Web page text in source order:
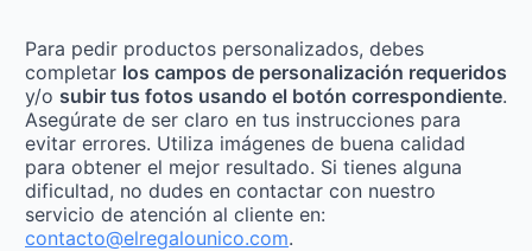
Para pedir productos personalizados, debes
completar los campos de personalización requeridos
y/o subir tus fotos usando el botón correspondiente.
Asegúrate de ser claro en tus instrucciones para
evitar errores. Utiliza imágenes de buena calidad
para obtener el mejor resultado. Si tienes alguna
dificultad, no dudes en contactar con nuestro
servicio de atención al cliente en:
contacto@elregalounico.com.